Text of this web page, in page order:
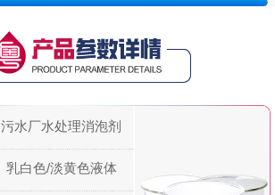
污水厂水处理消泡剂
乳白色/淡黄色液体